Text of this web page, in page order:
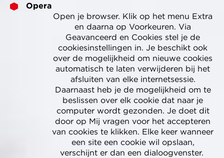
Opera
Open je browser. Klik op het menu Extra
en daarna op Voorkeuren. Via
Geavanceerd en Cookies stel je de
cookiesinstellingen in. Je beschikt ook
over de mogelijkheid om nieuwe cookies
automatisch te laten verwijderen bij het
afsluiten van elke internetsessie.
Daarnaast heb je de mogelijkheid om te
beslissen over elk cookie dat naar je
computer wordt gezonden. Je doet dit
door op Mij vragen voor het accepteren
van cookies te klikken. Elke keer wanneer
een site een cookie wil opslaan,
verschijnt er dan een dialoogvenster.